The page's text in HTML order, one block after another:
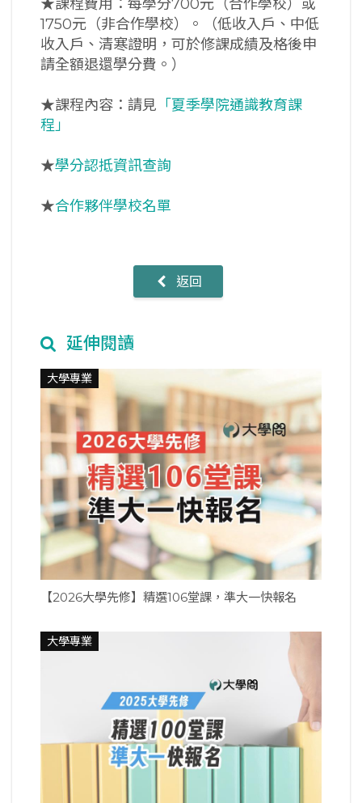
★課程費用：每學分700元（合作學校）或
1750元（非合作學校）。（低收入戶、中低
收入戶、清寒證明，可於修課成績及格後申
請全額退還學分費。）
★課程內容：請見 「夏季學院通識教育課
程」
★學分認抵資訊查詢
★合作夥伴學校名單
返回
延伸閱讀
大學專業
【2026大學先修】精選106堂課，準大一快報名
大學專業